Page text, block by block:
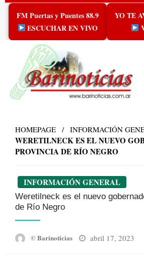
Skip
content
FM Puertas y Puentes 88.9
ESCUCHAR EN VIVO
YO TE
HOMEPAGE INFORMACIÓN
WERETILNECK ES EL NUEVO
PROVINCIA DE RÍO NEGRO
INFORMACIÓN GENERAL
Weretilneck es el nuevo
de Río Negro
© Barinoticias
Posted
abril 17, 2023